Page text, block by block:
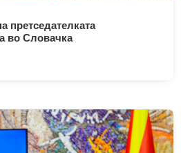
претседателката
во Словачка